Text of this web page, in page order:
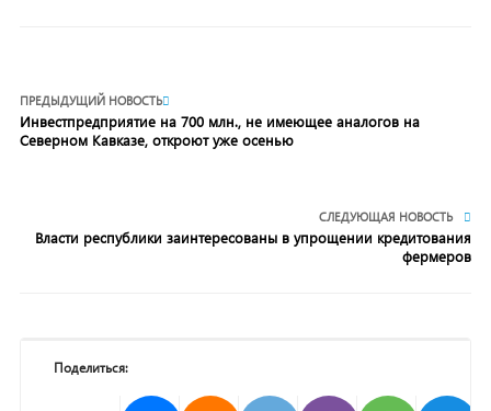
ПРЕДЫДУЩИЙ НОВОСТЬ
Инвестпредприятие на 700 млн., не имеющее аналогов на
Северном Кавказе, откроют уже осенью
СЛЕДУЮЩАЯ НОВОСТЬ
Власти республики заинтересованы в упрощении кредитования
фермеров
Поделиться: